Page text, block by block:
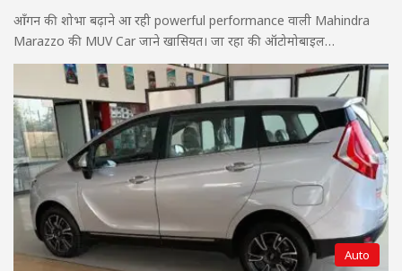
आँगन की शोभा बढ़ाने आ रही powerful performance वाली Mahindra
Marazzo की MUV Car जाने खासियत। जा रहा की ऑटोमोबाइल…
Auto